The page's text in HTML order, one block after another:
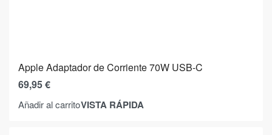
Apple Adaptador de Corriente 70W USB-C
69,95€
Añadir al carritoVISTA RÁPIDA